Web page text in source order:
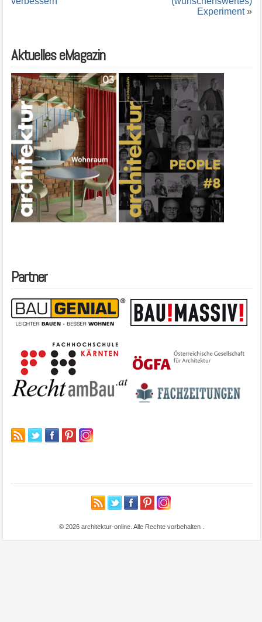
Experiment»
Aktuelles eMagazin
Partner
© 2026 architektur-online. Alle Rechte vorbehalten